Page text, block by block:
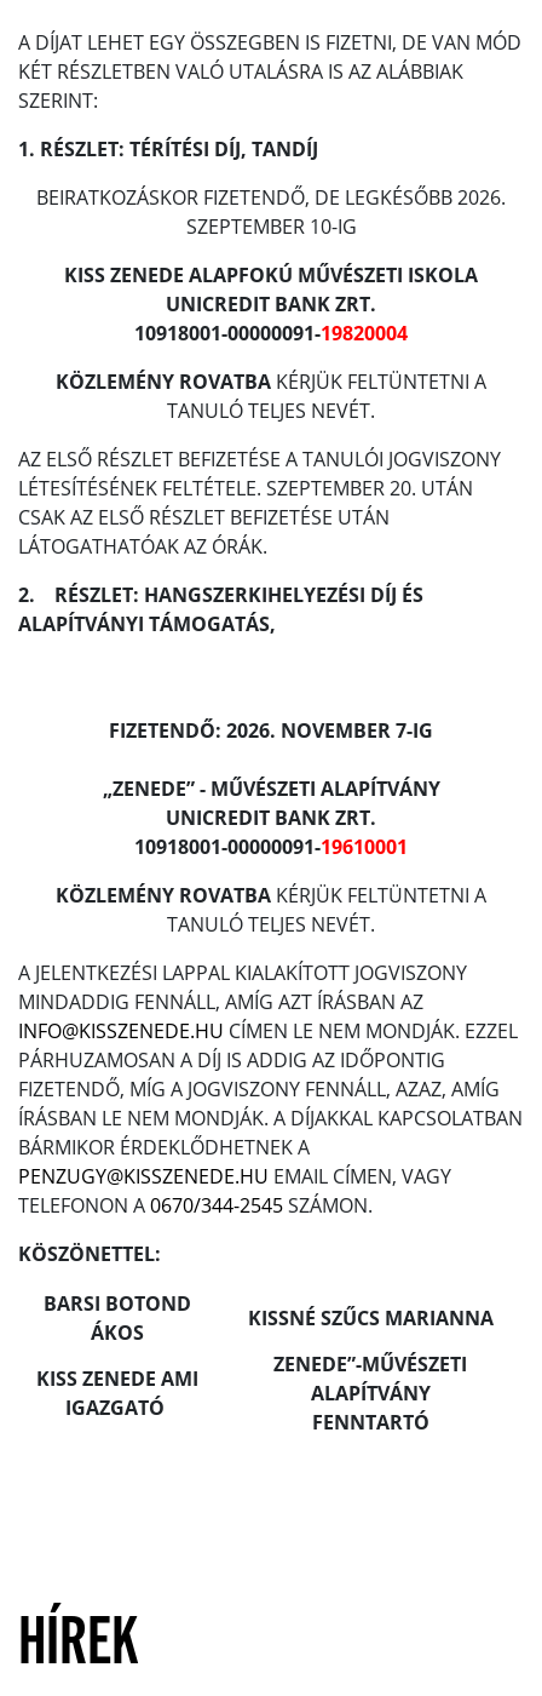
A DÍJAT LEHET EGY ÖSSZEGBEN IS FIZETNI, DE VAN MÓD
KÉT RÉSZLETBEN VALÓ UTALÁSRA IS AZ ALÁBBIAK
SZERINT:
1. RÉSZLET: TÉRÍTÉSI DÍJ, TANDÍJ
BEIRATKOZÁSKOR FIZETENDŐ, DE LEGKÉSŐBB 2026.
SZEPTEMBER 10-IG
KISS ZENEDE ALAPFOKÚ MŰVÉSZETI ISKOLA
UNICREDIT BANK ZRT.
10918001-00000091-19820004
KÖZLEMÉNY ROVATBA KÉRJÜK FELTÜNTETNI A
TANULÓ TELJES NEVÉT.
AZ ELSŐ RÉSZLET BEFIZETÉSE A TANULÓI JOGVISZONY
LÉTESÍTÉSÉNEK FELTÉTELE. SZEPTEMBER 20. UTÁN
CSAK AZ ELSŐ RÉSZLET BEFIZETÉSE UTÁN
LÁTOGATHATÓAK AZ ÓRÁK.
2. RÉSZLET: HANGSZERKIHELYEZÉSI DÍJ ÉS
ALAPÍTVÁNYI TÁMOGATÁS,
FIZETENDŐ: 2026. NOVEMBER 7-IG
„ZENEDE” - MŰVÉSZETI ALAPÍTVÁNY
UNICREDIT BANK ZRT.
10918001-00000091-19610001
KÖZLEMÉNY ROVATBA KÉRJÜK FELTÜNTETNI A
TANULÓ TELJES NEVÉT.
A JELENTKEZÉSI LAPPAL KIALAKÍTOTT JOGVISZONY
MINDADDIG FENNÁLL, AMÍG AZT ÍRÁSBAN AZ
INFO@KISSZENEDE.HU CÍMEN LE NEM MONDJÁK. EZZEL
PÁRHUZAMOSAN A DÍJ IS ADDIG AZ IDŐPONTIG
FIZETENDŐ, MÍG A JOGVISZONY FENNÁLL, AZAZ, AMÍG
ÍRÁSBAN LE NEM MONDJÁK. A DÍJAKKAL KAPCSOLATBAN
BÁRMIKOR ÉRDEKLŐDHETNEK A
PENZUGY@KISSZENEDE.HU EMAIL CÍMEN, VAGY
TELEFONON A0670/344-2545SZÁMON.
KÖSZÖNETTEL:
BARSI BOTOND
ÁKOS
KISSNÉ SZŰCS MARIANNA
KISS ZENEDE AMI
IGAZGATÓ
ZENEDE”-MŰVÉSZETI
ALAPÍTVÁNY
FENNTARTÓ
HÍREK